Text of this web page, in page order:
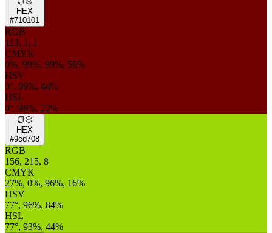
HEX
#710101
RGB
113, 1, 1
CMYK
0%, 99%, 99%, 56%
HSV
0°, 99%, 44%
HSL
0°, 98%, 22%
HEX
#9cd708
RGB
156, 215, 8
CMYK
27%, 0%, 96%, 16%
HSV
77°, 96%, 84%
HSL
77°, 93%, 44%